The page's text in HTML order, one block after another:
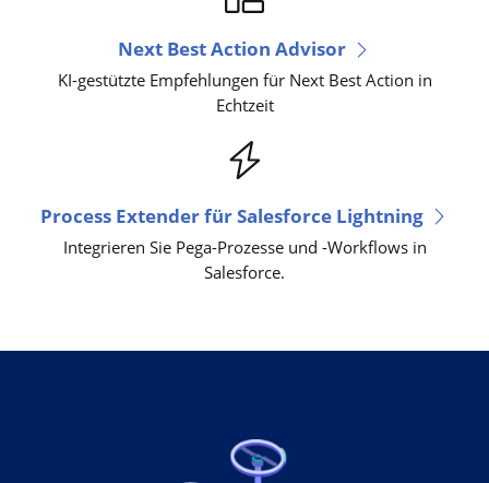
Next Best Action Advisor
KI-gestützte Empfehlungen für Next Best Action in
Echtzeit
Process Extender für Salesforce Lightning
Integrieren Sie Pega-Prozesse und -Workflows in
Salesforce.